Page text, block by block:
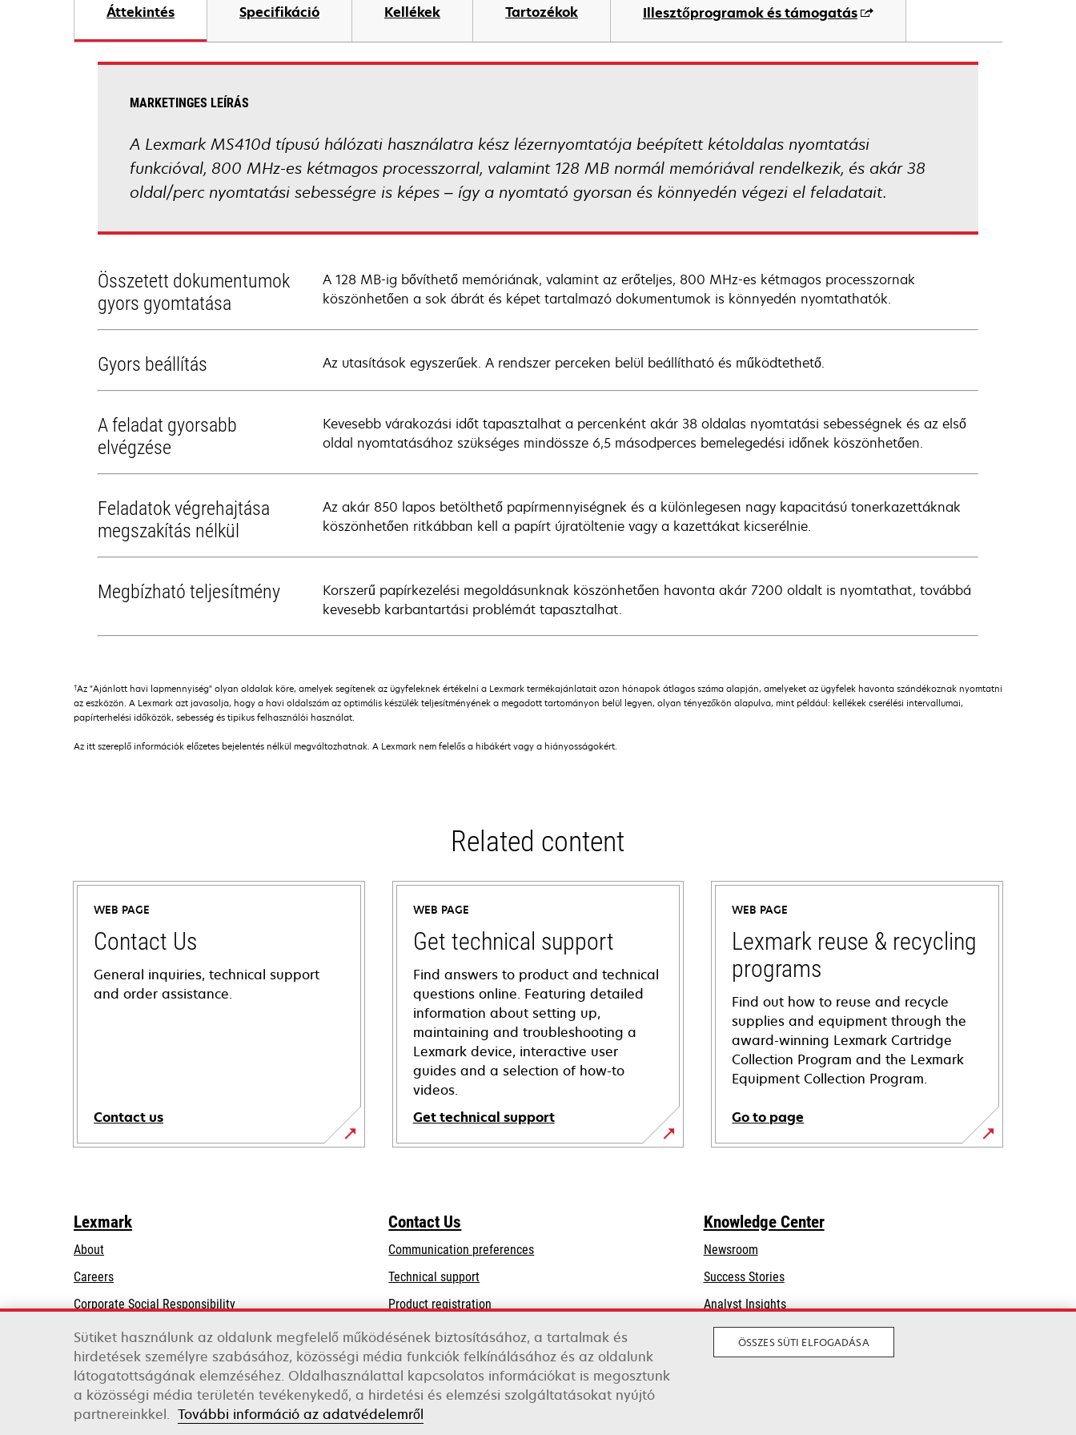
Áttekintés Specifikáció Kellékek Tartozékok Illesztőprogramok és támogatás
MARKETINGES LEÍRÁS
A Lexmark MS410d típusú hálózati használatra kész lézernyomtatója beépített kétoldalas nyomtatási
funkcióval, 800 MHz-es kétmagos processzorral, valamint 128 MB normál memóriával rendelkezik, és akár 38
oldal/perc nyomtatási sebességre is képes – így a nyomtató gyorsan és könnyedén végezi el feladatait.
Összetett dokumentumok
gyors gyomtatása
A 128 MB-ig bővíthető memóriának, valamint az erőteljes, 800 MHz-es kétmagos processzornak
köszönhetően a sok ábrát és képet tartalmazó dokumentumok is könnyedén nyomtathatók.
Gyors beállítás Az utasítások egyszerűek. A rendszer perceken belül beállítható és működtethető.
A feladat gyorsabb
elvégzése
Kevesebb várakozási időt tapasztalhat a percenként akár 38 oldalas nyomtatási sebességnek és az első
oldal nyomtatásához szükséges mindössze 6,5 másodperces bemelegedési időnek köszönhetően.
Feladatok végrehajtása
megszakítás nélkül
Az akár 850 lapos betölthető papírmennyiségnek és a különlegesen nagy kapacitású tonerkazettáknak
köszönhetően ritkábban kell a papírt újratöltenie vagy a kazettákat kicserélnie.
Megbízható teljesítmény
Korszerű papírkezelési megoldásunknak köszönhetően havonta akár 7200 oldalt is nyomtathat, továbbá
kevesebb karbantartási problémát tapasztalhat.
†Az "Ajánlott havi lapmennyiség" olyan oldalak köre, amelyek segítenek az ügyfeleknek értékelni a Lexmark termékajánlatait azon hónapok átlagos száma alapján, amelyeket az ügyfelek havonta szándékoznak nyomtatni
az eszközön. A Lexmark azt javasolja, hogy a havi oldalszám az optimális készülék teljesítményének a megadott tartományon belül legyen, olyan tényezőkön alapulva, mint például: kellékek cserélési intervallumai,
papírterhelési időközök, sebesség és tipikus felhasználói használat.
Az itt szereplő információk előzetes bejelentés nélkül megváltozhatnak. A Lexmark nem felelős a hibákért vagy a hiányosságokért.
Related content
WEB PAGE
Contact Us
General inquiries, technical support
and order assistance.
Contact us
WEB PAGE
Get technical support
Find answers to product and technical
questions online. Featuring detailed
information about setting up,
maintaining and troubleshooting a
Lexmark device, interactive user
guides and a selection of how-to
videos.
Get technical support
opens
tab
WEB PAGE
Lexmark reuse & recycling
programs
Find out how to reuse and recycle
supplies and equipment through the
award-winning Lexmark Cartridge
Collection Program and the Lexmark
Equipment Collection Program.
Go to page
Lexmark
About
Careers
Corporate Social Responsibilityopens
a
new
tab
Sustainability
Lexmark Partners
Contact Us
Communication preferences
Technical supportopens
a
new
tab
Product registration
Find a dealer
List of wholesalers
Knowledge Center
Newsroom
Success Stories
Analyst Insights
Lexmark International, Inc., a Xerox Company
©2026 All rights reserved.
Sütiket használunk az oldalunk megfelelő működésének biztosításához, a tartalmak és
hirdetések személyre szabásához, közösségi média funkciók felkínálásához és az oldalunk
látogatottságának elemzéséhez. Oldalhasználattal kapcsolatos információkat is megosztunk
a közösségi média területén tevékenykedő, a hirdetési és elemzési szolgáltatásokat nyújtó
partnereinkkel. További információ az adatvédelemről
ÖSSZES SÜTI ELFOGADÁSA